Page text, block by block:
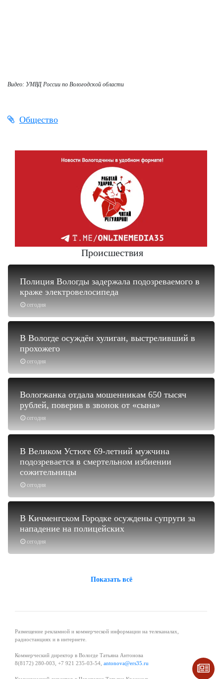
Видео: УМВД России по Вологодской области
Общество
Происшествия
сегодня
Полиция Вологды задержала подозреваемого в
краже электровелосипеда
сегодня
В Вологде осуждён хулиган, выстреливший в
прохожего
сегодня
Вологжанка отдала мошенникам 650 тысяч
рублей, поверив в звонок от «сына»
сегодня
В Великом Устюге 69-летний мужчина
подозревается в смертельном избиении
сожительницы
сегодня
В Кичменгском Городке осуждены супруги за
нападение на полицейских
Показать всё
Размещение рекламной и коммерческой информации на телеканалах,
радиостанциях и в интернете.
Коммерческий директор в Вологде Татьяна Антонова
8(8172) 280-003, +7 921 235-03-54, antonova@ers35.ru